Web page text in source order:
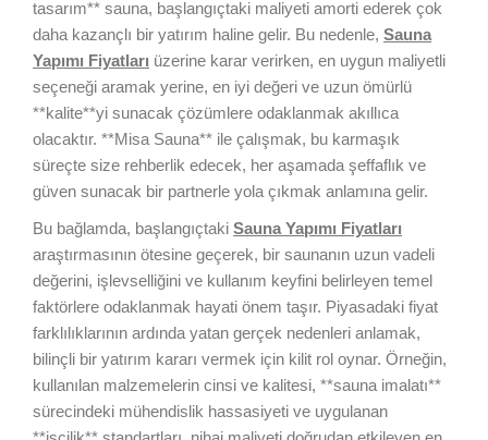
tasarım** sauna, başlangıçtaki maliyeti amorti ederek çok
daha kazançlı bir yatırım haline gelir. Bu nedenle, Sauna
Yapımı Fiyatları üzerine karar verirken, en uygun maliyetli
seçeneği aramak yerine, en iyi değeri ve uzun ömürlü
**kalite**yi sunacak çözümlere odaklanmak akıllıca
olacaktır. **Misa Sauna** ile çalışmak, bu karmaşık
süreçte size rehberlik edecek, her aşamada şeffaflık ve
güven sunacak bir partnerle yola çıkmak anlamına gelir.
Bu bağlamda, başlangıçtaki Sauna Yapımı Fiyatları
araştırmasının ötesine geçerek, bir saunanın uzun vadeli
değerini, işlevselliğini ve kullanım keyfini belirleyen temel
faktörlere odaklanmak hayati önem taşır. Piyasadaki fiyat
farklılıklarının ardında yatan gerçek nedenleri anlamak,
bilinçli bir yatırım kararı vermek için kilit rol oynar. Örneğin,
kullanılan malzemelerin cinsi ve kalitesi, **sauna imalatı**
sürecindeki mühendislik hassasiyeti ve uygulanan